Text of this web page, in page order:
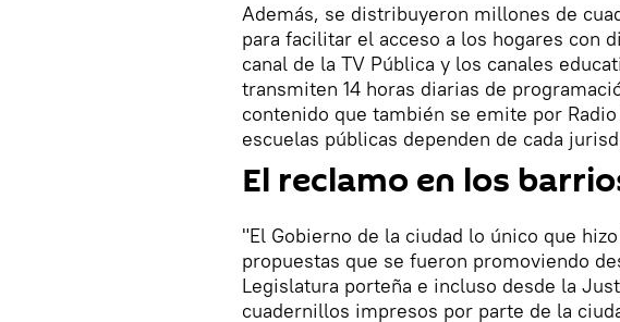
Además, se distribuyeron millones de
para facilitar el acceso a los hogares con
canal de la TV Pública y los canales
transmiten 14 horas diarias de
contenido que también se emite por
escuelas públicas dependen de cada
El reclamo en los
"El Gobierno de la ciudad lo único que
propuestas que se fueron promoviendo
Legislatura porteña e incluso desde la
cuadernillos impresos por parte de la